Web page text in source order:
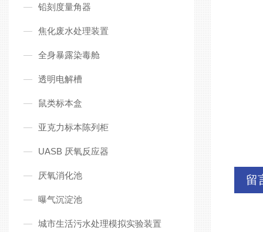
铅刻度量角器
焦化废水处理装置
全身暴露染毒舱
透明电解槽
鼠类标本盒
亚克力标本陈列柜
UASB 厌氧反应器
厌氧消化池
曝气沉淀池
城市生活污水处理模拟实验装置
留